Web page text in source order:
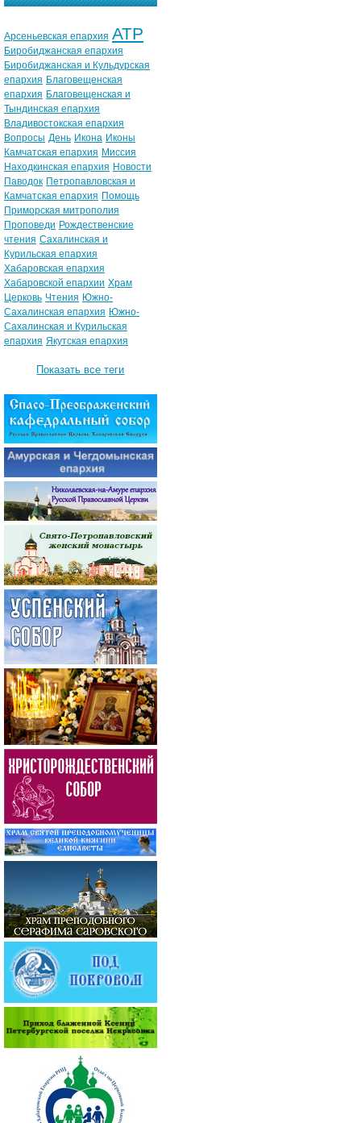
Арсеньевская епархия АТР
Биробиджанская епархия
Биробиджанская и Кульдурская
епархия Благовещенская
епархия Благовещенская и
Тындинская епархия
Владивостокская епархия
Вопросы День Икона Иконы
Камчатская епархия Миссия
Находкинская епархия Новости
Паводок Петропавловская и
Камчатская епархия Помощь
Приморская митрополия
Проповеди Рождественские
чтения Сахалинская и
Курильская епархия
Хабаровская епархия
Хабаровской епархии Храм
Церковь Чтения Южно-
Сахалинская епархия Южно-
Сахалинская и Курильская
епархия Якутская епархия
Показать все теги